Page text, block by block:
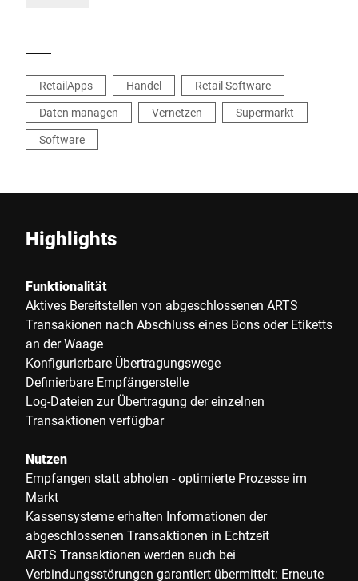
RetailApps Handel
Retail Software
Daten managen
Vernetzen
Supermarkt
Software
Highlights
Funktionalität
Aktives Bereitstellen von abgeschlossenen ARTS
Transakionen nach Abschluss eines Bons oder Etiketts
an der Waage
Konfigurierbare Übertragungswege
Definierbare Empfängerstelle
Log-Dateien zur Übertragung der einzelnen
Transaktionen verfügbar
Nutzen
Empfangen statt abholen - optimierte Prozesse im
Markt
Kassensysteme erhalten Informationen der
abgeschlossenen Transaktionen in Echtzeit
ARTS Transaktionen werden auch bei
Verbindungsstörungen garantiert übermittelt: Erneute